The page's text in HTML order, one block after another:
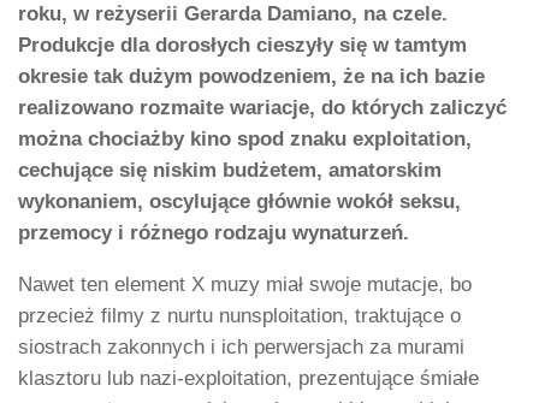
roku, w reżyserii Gerarda Damiano, na czele.
Produkcje dla dorosłych cieszyły się w tamtym
okresie tak dużym powodzeniem, że na ich bazie
realizowano rozmaite wariacje, do których zaliczyć
można chociażby kino spod znaku exploitation,
cechujące się niskim budżetem, amatorskim
wykonaniem, oscylujące głównie wokół seksu,
przemocy i różnego rodzaju wynaturzeń.
Nawet ten element X muzy miał swoje mutacje, bo
przecież filmy z nurtu nunsploitation, traktujące o
siostrach zakonnych i ich perwersjach za murami
klasztoru lub nazi-exploitation, prezentujące śmiałe